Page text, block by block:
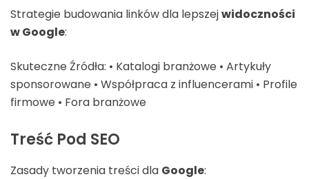
Strategie budowania linków dla lepszejwidoczności
w Google:
Skuteczne Źródła: • Katalogi branżowe • Artykuły
sponsorowane • Współpraca z influencerami • Profile
firmowe • Fora branżowe
Treść Pod SEO
Zasady tworzenia treści dla Google: